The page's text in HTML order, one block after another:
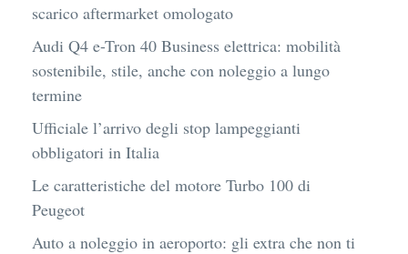
scarico aftermarket omologato
Audi Q4 e-Tron 40 Business elettrica: mobilità
sostenibile, stile, anche con noleggio a lungo
termine
Ufficiale l’arrivo degli stop lampeggianti
obbligatori in Italia
Le caratteristiche del motore Turbo 100 di
Peugeot
Auto a noleggio in aeroporto: gli extra che non ti